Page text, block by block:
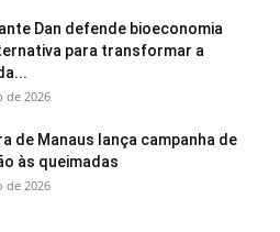
Dan defende bioeconomia
para transformar a
de 2026
de Manaus lança campanha de
às queimadas
de 2026